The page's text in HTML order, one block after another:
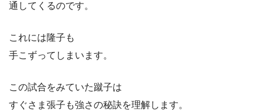
通してくるのです。
これには隆子も
手こずってしまいます。
この試合をみていた蹴子は
すぐさま張子も強さの秘訣を理解します。